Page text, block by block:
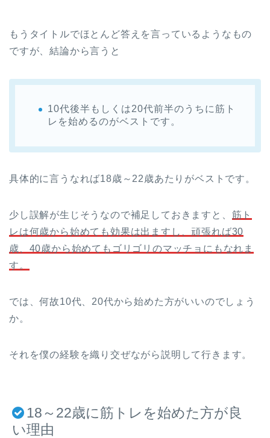
もうタイトルでほとんど答えを言っているようなもの
ですが、結論から言うと
10代後半もしくは20代前半のうちに筋ト
レを始めるのがベストです。
具体的に言うなれば18歳～22歳あたりがベストです。
少し誤解が生じそうなので補足しておきますと、 筋ト
レは何歳から始めても効果は出ますし、頑張れば30
歳、 40歳から始めてもゴリゴリのマッチョにもなれま
す。
では、何故10代、20代から始めた方がいいのでしょう
か。
それを僕の経験を織り交ぜながら説明して行きます。
18～22歳に筋トレを始めた方が良
い理由